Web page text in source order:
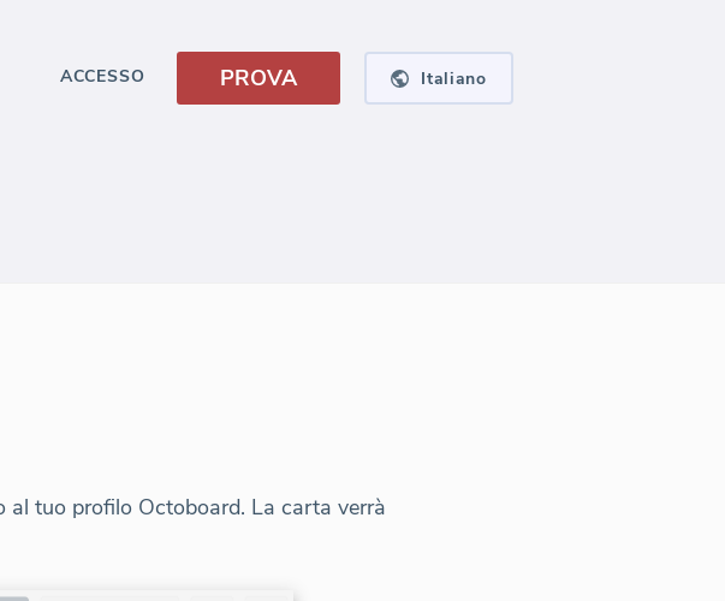
ACCESSO PROVA Italiano
tuo profilo Octoboard. La carta verrà